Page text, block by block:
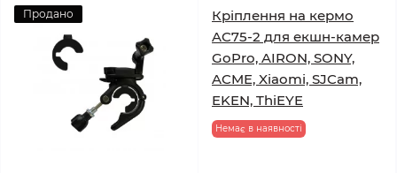
Продано
Кріплення на кермо
AC75-2 для екшн-камер
GoPro, AIRON, SONY,
ACME, Xiaomi, SJCam,
EKEN, ThiEYE
Немає в наявності